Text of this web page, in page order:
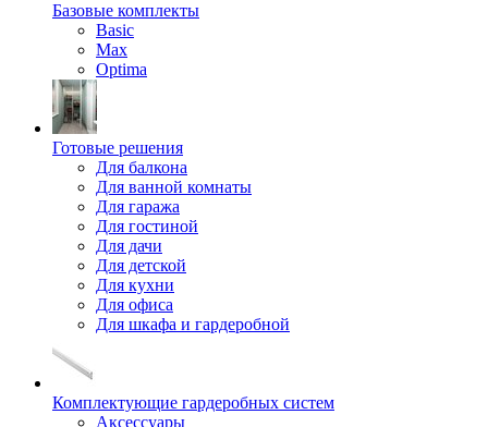
Базовые комплекты
Basic
Max
Optima
Готовые решения
Для балкона
Для ванной комнаты
Для гаража
Для гостиной
Для дачи
Для детской
Для кухни
Для офиса
Для шкафа и гардеробной
Комплектующие гардеробных систем
Аксессуары